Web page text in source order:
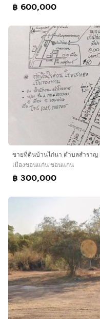
฿ 600,000
ขายที่ดินบ้านไก่นา​ ตำบลสำราญ
เมืองขอนแก่น ขอนแก่น
฿ 300,000